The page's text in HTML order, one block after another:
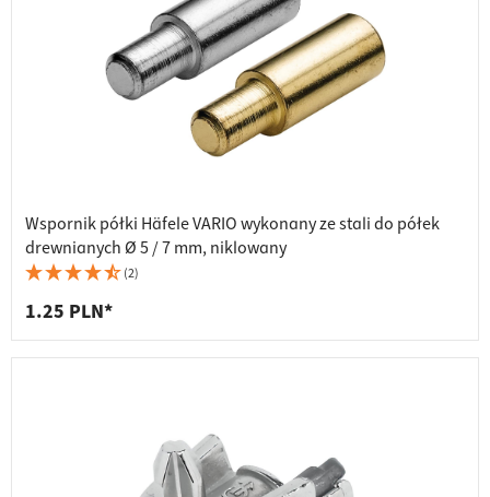
Wspornik półki Häfele VARIO wykonany ze stali do półek
drewnianych Ø 5 / 7 mm, niklowany
(2)
1.25 PLN*